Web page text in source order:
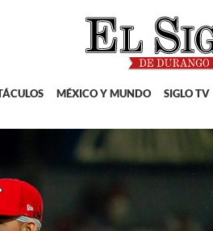
MÉXICO Y MUNDO SIGLO TV